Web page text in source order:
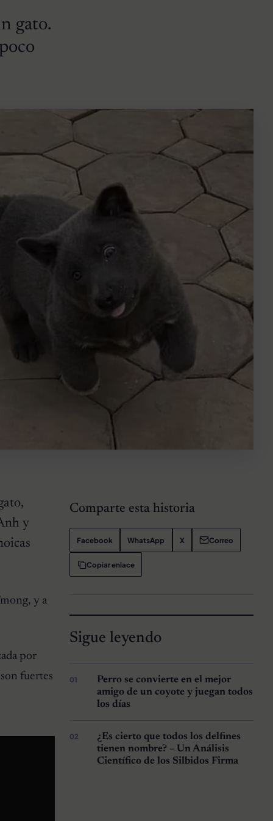
gato.
y
y a
por
fuertes
Comparte esta historia
Facebook WhatsApp X Correo
Copiar enlace
Sigue leyendo
Perro se convierte en el mejor
amigo de un coyote y juegan todos
los días
¿Es cierto que todos los delfines
tienen nombre? – Un Análisis
Científico de los Silbidos Firma